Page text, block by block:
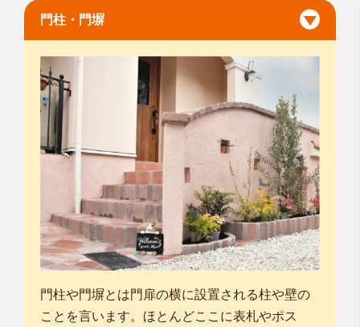
門柱・門塀
門柱や門塀とは門扉の横に設置される柱や壁の
ことを言います。ほとんどここに表札やポス